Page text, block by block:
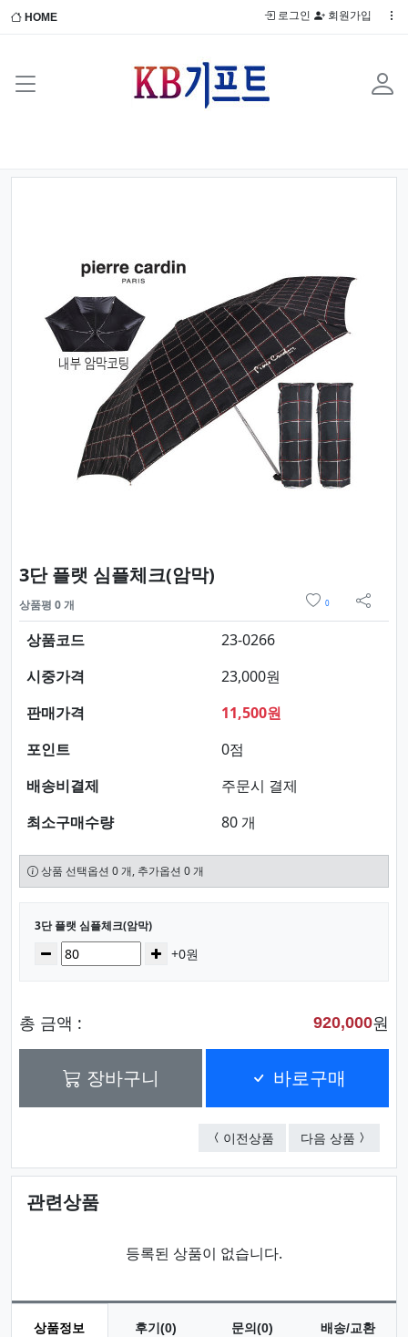
HOME 로그인 회원가입
Previous
3단 플랫 심플체크(암막)
상품평 0 개 0
sns 공
상품코드
23-0266
시중가격
23,000원
판매가격
11,500원
포인트
0점
배송비결제
주문시 결제
최소구매수량
80 개
상품 선택옵션 0 개, 추가옵션 0 개
선택된 옵션
3단 플랫 심플체크(암막)
수량감소 증가+0원
총 금액 : 920,000원
장바구니 바로구매
이전상품 3단 플랫 슬림컬러솔리
다음 상품 상클레
관련상품
등록된 상품이 없습니다.
상품정보 후기(0) 문의(0) 배송/교환